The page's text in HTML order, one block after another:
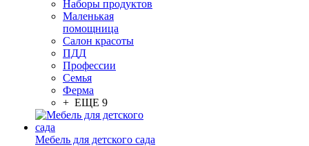
Наборы продуктов
Маленькая
помощница
Салон красоты
ПДД
Профессии
Семья
Ферма
+ ЕЩЕ 9
Мебель для детского сада